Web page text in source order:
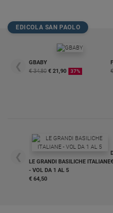
EDICOLA SAN PAOLO
❮
GBABY
€ 34,80 € 21,90 37%
❮
LE GRANDI BASILICHE ITALIANE
- VOL DA 1 AL 5
€ 64,50